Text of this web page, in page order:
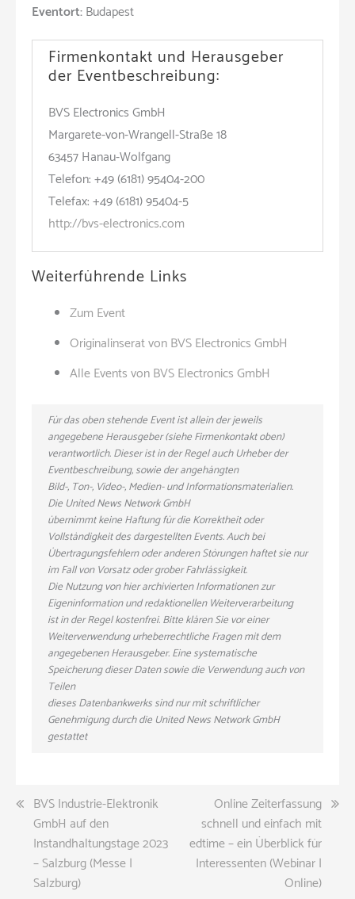
Eventort:Budapest
Firmenkontakt und Herausgeber
der Eventbeschreibung:
BVS Electronics GmbH
Margarete-von-Wrangell-Straße 18
63457 Hanau-Wolfgang
Telefon: +49 (6181) 95404-200
Telefax: +49 (6181) 95404-5
http://bvs-electronics.com
Weiterführende Links
Zum Event
Originalinserat von BVS Electronics GmbH
Alle Events von BVS Electronics GmbH
Für das oben stehende Event ist allein der jeweils
angegebene Herausgeber (siehe Firmenkontakt oben)
verantwortlich. Dieser ist in der Regel auch Urheber der
Eventbeschreibung, sowie der angehängten
Bild-, Ton-, Video-, Medien- und Informationsmaterialien.
Die United News Network GmbH
übernimmt keine Haftung für die Korrektheit oder
Vollständigkeit des dargestellten Events. Auch bei
Übertragungsfehlern oder anderen Störungen haftet sie nur
im Fall von Vorsatz oder grober Fahrlässigkeit.
Die Nutzung von hier archivierten Informationen zur
Eigeninformation und redaktionellen Weiterverarbeitung
ist in der Regel kostenfrei. Bitte klären Sie vor einer
Weiterverwendung urheberrechtliche Fragen mit dem
angegebenen Herausgeber. Eine systematische
Speicherung dieser Daten sowie die Verwendung auch von
Teilen
dieses Datenbankwerks sind nur mit schriftlicher
Genehmigung durch die United News Network GmbH
gestattet
Beitragsnavigation
BVS Industrie-Elektronik
GmbH auf den
Instandhaltungstage 2023
– Salzburg (Messe |
Salzburg)
Online Zeiterfassung
schnell und einfach mit
edtime – ein Überblick für
Interessenten (Webinar |
Online)